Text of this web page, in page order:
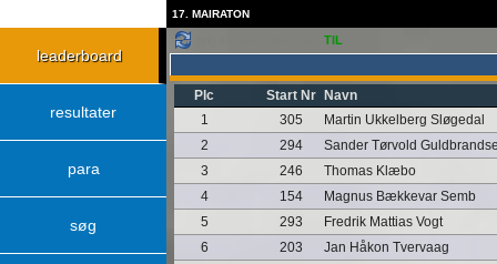
17. MAIRATON
leaderboard
resultater
para
søg
TIL
Plc Start Nr
Navn
1
305
Martin Ukkelberg Sløgedal
2
294
Sander Tørvold
3
246
Thomas Klæbo
4
154
Magnus Bækkevar Semb
5
293
Fredrik Mattias Vogt
6
203
Jan Håkon Tvervaag